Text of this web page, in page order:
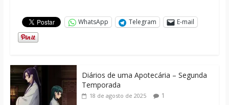
WhatsApp Telegram E-mail
Diários de uma Apotecária – Segunda
Temporada
18 de agosto de 2025 1